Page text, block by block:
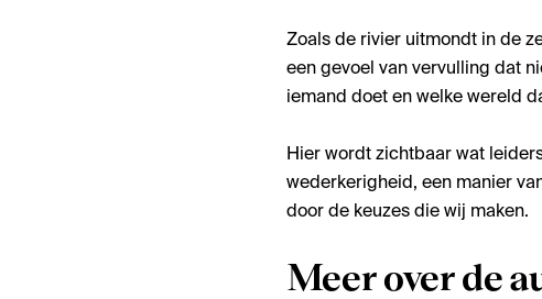
Zoals de rivier uitmondt in de
een gevoel van vervulling dat
iemand doet en welke wereld
Hier wordt zichtbaar wat
wederkerigheid, een manier
door de keuzes die wij maken.
Meer over de